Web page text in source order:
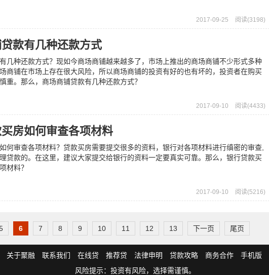
2017-09-25 阅读(3198)
款有几种还款方式
几种还款方式？现如今商场商铺越来越多了，市场上推出的商场商铺不少形式多种
商铺在市场上存在很大风险，所以商场商铺的投资有好的也有坏的，投资者在购买
重。那么，商场商铺贷款有几种还款方式？
2017-09-10 阅读(4433)
房如何审查各项材料
何审查各项材料？贷款买房需要提交很多的资料，银行对各项材料进行缜密的审查,
贷款的。在这里，建议大家提交给银行的资料一定要真实可靠。那么，银行贷款买
材料？
2017-09-10 阅读(5216)
6 7 8 9 10 11 12 13 下一页 尾页
关于聚融 联系我们 在线贷 推荐贷 法律申明 贷款攻略 商务合作
手机版
风险提示：投资有风险，选择需谨慎。